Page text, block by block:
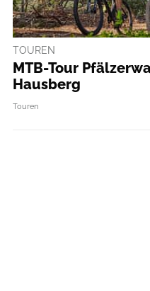
TOUREN
MTB-Tour
Hausberg
Touren